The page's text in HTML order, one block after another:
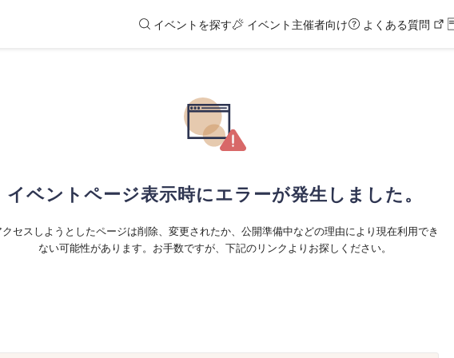
イベントを探す イベント主催者向け よくある質問
イベントページ表示時にエラーが発生しました。
クセスしようとしたページは削除、変更されたか、公開準備中などの理由により現在利用でき
ない可能性があります。お手数ですが、下記のリンクよりお探しください。